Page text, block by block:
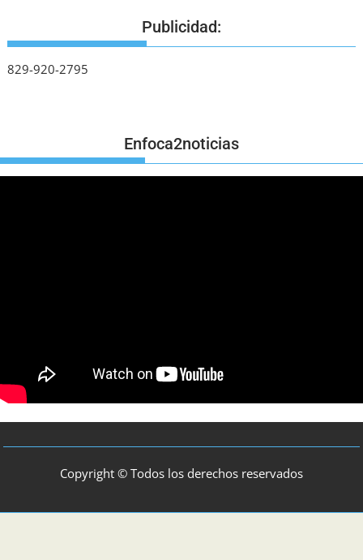
Publicidad:
829-920-2795
Enfoca2noticias
Copyright © Todos los derechos reservados